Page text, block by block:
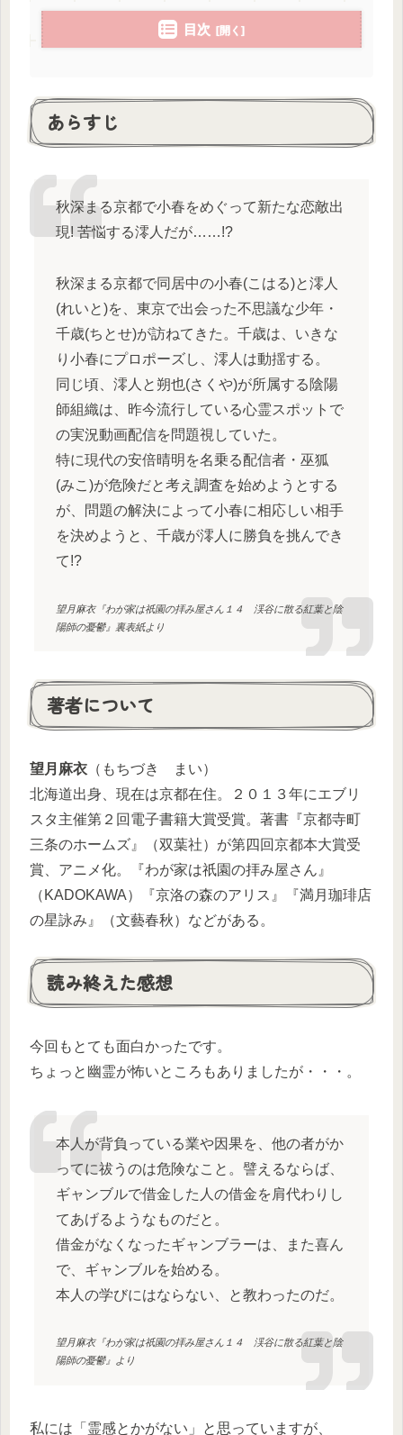
目次
あらすじ
秋深まる京都で小春をめぐって新たな恋敵出
現! 苦悩する澪人だが……!?
秋深まる京都で同居中の小春(こはる)と澪人
(れいと)を、東京で出会った不思議な少年・
千歳(ちとせ)が訪ねてきた。千歳は、いきな
り小春にプロポーズし、澪人は動揺する。
同じ頃、澪人と朔也(さくや)が所属する陰陽
師組織は、昨今流行している心霊スポットで
の実況動画配信を問題視していた。
特に現代の安倍晴明を名乗る配信者・巫狐
(みこ)が危険だと考え調査を始めようとする
が、問題の解決によって小春に相応しい相手
を決めようと、千歳が澪人に勝負を挑んでき
て!?
望月麻衣『わが家は祇園の拝み屋さん１４ 渓谷に散る紅葉と陰
陽師の憂鬱』裏表紙より
著者について
望月麻衣 （もちづき まい）
北海道出身、現在は京都在住。２０１３年にエブリ
スタ主催第２回電子書籍大賞受賞。著書『京都寺町
三条のホームズ』（双葉社）が第四回京都本大賞受
賞、アニメ化。『わが家は祇園の拝み屋さん』
（KADOKAWA）『京洛の森のアリス』『満月珈琲店
の星詠み』（文藝春秋）などがある。
読み終えた感想
今回もとても面白かったです。
ちょっと幽霊が怖いところもありましたが・・・。
本人が背負っている業や因果を、他の者がか
ってに祓うのは危険なこと。譬えるならば、
ギャンブルで借金した人の借金を肩代わりし
てあげるようなものだと。
借金がなくなったギャンブラーは、また喜ん
で、ギャンブルを始める。
本人の学びにはならない、と教わったのだ。
望月麻衣『わが家は祇園の拝み屋さん１４ 渓谷に散る紅葉と陰
陽師の憂鬱』より
私には「霊感とかがない」と思っていますが、